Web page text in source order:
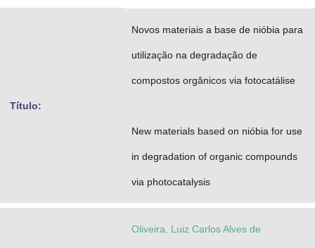
Título:
Novos materiais a base de nióbia para
utilização na degradação de
compostos orgânicos via fotocatálise
New materials based on nióbia for use
in degradation of organic compounds
via photocatalysis
Oliveira, Luiz Carlos Alves de